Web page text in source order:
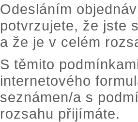
Odesláním
potvrzujete, že jste
a že je v celém
S těmito
internetového
seznámen/a s
rozsahu přijímáte.